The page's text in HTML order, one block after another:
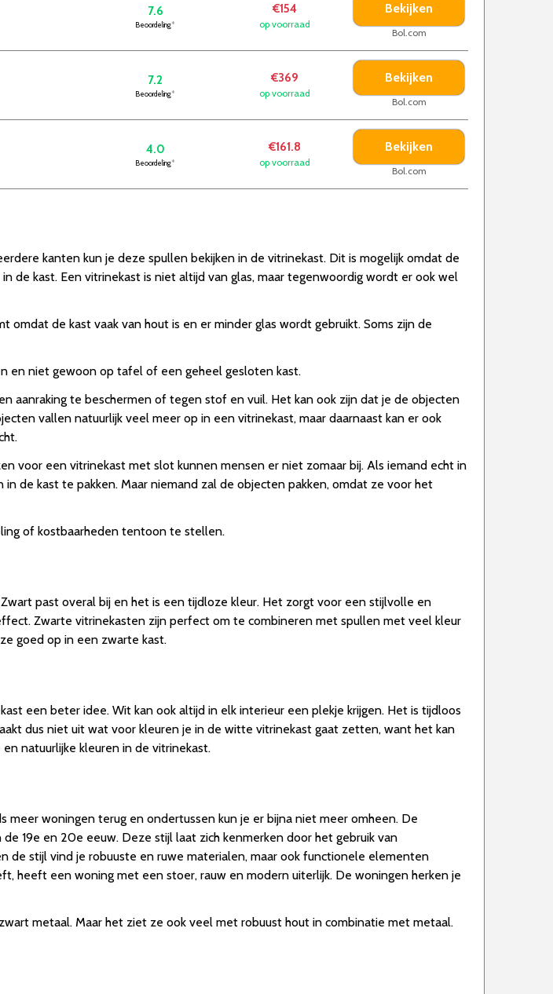
7.6
Beoordeling*
€154
op voorraad
Bekijken
Bol.com
7.2
Beoordeling*
€369
op voorraad
Bekijken
Bol.com
4.0
Beoordeling*
€161.8
op voorraad
Bekijken
Bol.com
kanten kun je deze spullen bekijken in de vitrinekast. Dit is mogelijk omdat de
de kast. Een vitrinekast is niet altijd van glas, maar tegenwoordig wordt er ook wel
de kast vaak van hout is en er minder glas wordt gebruikt. Soms zijn de
en niet gewoon op tafel of een geheel gesloten kast.
aanraking te beschermen of tegen stof en vuil. Het kan ook zijn dat je de objecten
vallen natuurlijk veel meer op in een vitrinekast, maar daarnaast kan er ook
voor een vitrinekast met slot kunnen mensen er niet zomaar bij. Als iemand echt in
de kast te pakken. Maar niemand zal de objecten pakken, omdat ze voor het
of kostbaarheden tentoon te stellen.
past overal bij en het is een tijdloze kleur. Het zorgt voor een stijlvolle en
Zwarte vitrinekasten zijn perfect om te combineren met spullen met veel kleur
goed op in een zwarte kast.
een beter idee. Wit kan ook altijd in elk interieur een plekje krijgen. Het is tijdloos
dus niet uit wat voor kleuren je in de witte vitrinekast gaat zetten, want het kan
natuurlijke kleuren in de vitrinekast.
woningen terug en ondertussen kun je er bijna niet meer omheen. De
19e en 20e eeuw. Deze stijl laat zich kenmerken door het gebruik van
de stijl vind je robuuste en ruwe materialen, maar ook functionele elementen
heeft een woning met een stoer, rauw en modern uiterlijk. De woningen herken je
metaal. Maar het ziet ze ook veel met robuust hout in combinatie met metaal.